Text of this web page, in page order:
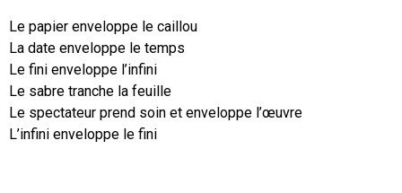
Le papier enveloppe le caillou
La date enveloppe le temps
Le fini enveloppe l’infini
Le sabre tranche la feuille
Le spectateur prend soin et enveloppe l’œuvre
L’infini enveloppe le fini